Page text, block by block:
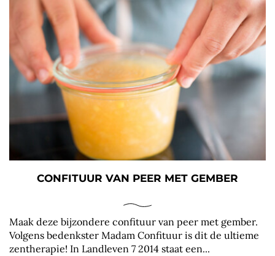
CONFITUUR VAN PEER MET GEMBER
Maak deze bijzondere confituur van peer met gember.
Volgens bedenkster Madam Confituur is dit de ultieme
zentherapie! In Landleven 7 2014 staat een...